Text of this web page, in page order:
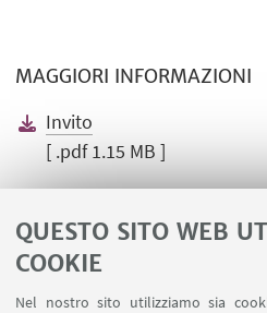
QUESTO SITO WEB
COOKIE
Nel nostro sito utilizziamo sia
MAGGIORI INFORMAZIONI
Invito
[ .pdf 1.15 MB ]
Programma
[ .pdf 304.71 KB ]